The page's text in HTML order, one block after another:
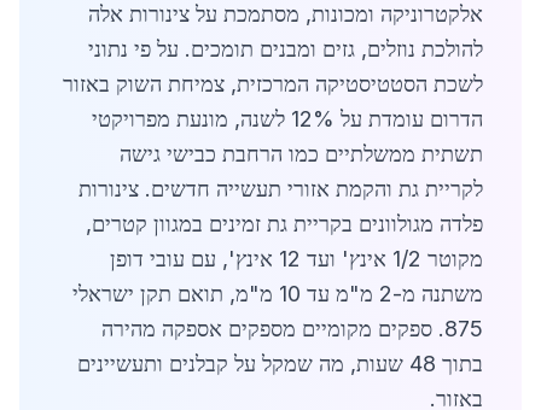
אלקטרוניקה ומכונות, מסתמכת על צינורות אלה
להולכת נוזלים, גזים ומבנים תומכים. על פי נתוני
לשכת הסטטיסטיקה המרכזית, צמיחת השוק באזור
הדרום עומדת על 12% לשנה, מונעת מפרויקטי
תשתית ממשלתיים כמו הרחבת כבישי גישה
לקריית גת והקמת אזורי תעשייה חדשים. צינורות
פלדה מגולוונים בקריית גת זמינים במגוון קטרים,
מקוטר 1/2 אינץ' ועד 12 אינץ', עם עובי דופן
משתנה מ-2 מ"מ עד 10 מ"מ, תואם תקן ישראלי
875. ספקים מקומיים מספקים אספקה מהירה
בתוך 48 שעות, מה שמקל על קבלנים ותעשיינים
באזור.